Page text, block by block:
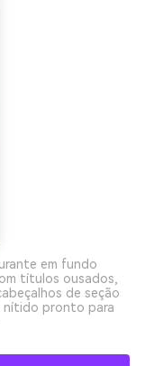
em fundo
títulos ousados,
de seção
nítido pronto para